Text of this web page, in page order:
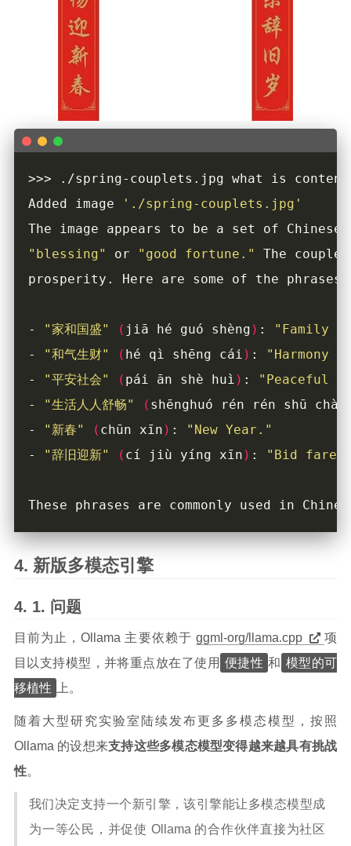
Added image
'./spring-couplets.jpg'
The image appears to be a set of
"blessing"
or "good fortune."
The
- "家和国盛" ( jiā hé guó shèng ) :
"Family
-
"和气生财" ( hé qì shēng cái ) :
"Harmony
-
"平安社会" ( pái ān shè huì ) :
"Peaceful
-
"生活人人舒畅" ( shēnghuó rén rén shū
-
"新春" ( chūn xīn ) :
"New Year."
-
"辞旧迎新" ( cí jiù yíng xīn ) : "Bid
These phrases are commonly used in
新版多模态引擎
问题
目前为止，Ollama 主要依赖于 ggml-org/llama.cpp
项
目以支持模型，并将重点放在了使用 便捷性 和 模型的可
移植性
上。
随着大型研究实验室陆续发布更多多模态模型，按照
Ollama 的设想来支持这些多模态模型变得越来越具有挑战
性。
我们决定支持一个新引擎，该引擎能让多模态模型成
为一等公民，并促使 Ollama 的合作伙伴直接为社区